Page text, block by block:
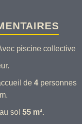
piscine collective
de 4 personnes
sol 55 m².